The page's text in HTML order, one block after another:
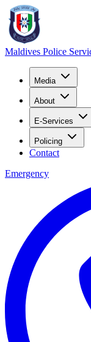
Maldives Police
Media
About
E-Services
Policing
Contact
Emergency